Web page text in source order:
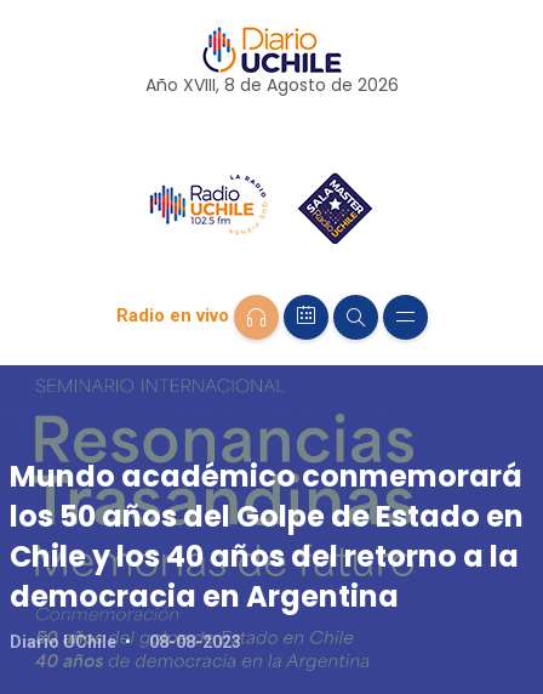
Año XVIII, 8 de Agosto de 2026
Radio en vivo
Mundo académico conmemorará
los 50 años del Golpe de Estado en
Chile y los 40 años del retorno a la
democracia en Argentina
Diario UChile 08-08-2023